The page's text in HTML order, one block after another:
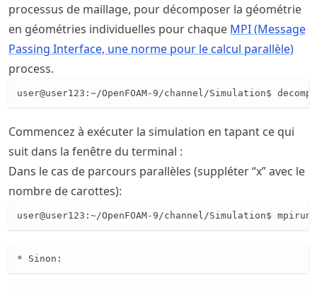
processus de maillage, pour décomposer la géométrie
en géométries individuelles pour chaque MPI (Message
Passing Interface, une norme pour le calcul parallèle)
process.
Commencez à exécuter la simulation en tapant ce qui
suit dans la fenêtre du terminal :
Dans le cas de parcours parallèles (suppléter “x” avec le
nombre de carottes):
user@user123:~/OpenFOAM-9/channel/Simulation$
* Sinon: